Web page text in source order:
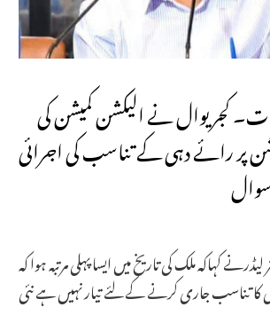
کجریوال نے الیکشن کمیشن کی
پر رائے دہی کے تناسب کی اجرائی
کہاکہ ملک کی تاریخ میں ایسا پہلی مرتبہ ہوا کہ
کا تناسب جاری کرنے کے لئے تیار نہیں ہے نئی